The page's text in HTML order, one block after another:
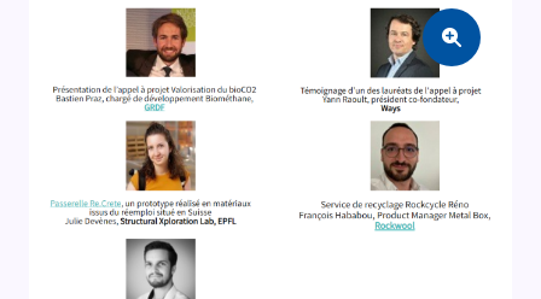
Zoom